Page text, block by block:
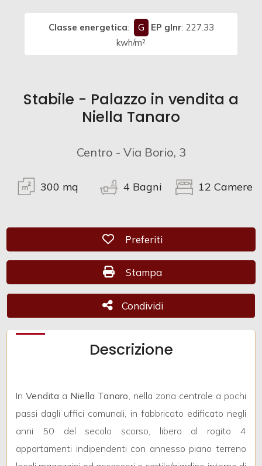
Classe energetica: G EP glnr: 227.33
kwh/m²
Stabile - Palazzo in vendita a
Niella Tanaro
Centro - Via Borio, 3
300 mq 4Bagni 12 Camere
Preferiti: Cod. CAM 1024
Preferiti
Stampa: Cod. CAM 1024
Stampa
Condividi
Condividi
Descrizione
InVendita a Niella Tanaro, nella zona centrale a pochi
passi dagli uffici comunali, in fabbricato edificato negli
anni 50 del secolo scorso, libero al rogito 4
appartamenti indipendenti con annesso piano terreno
Terreni
Totale
Locali